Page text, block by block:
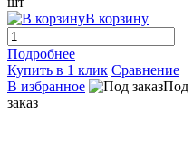
В корзину
Подробнее
Купить в 1 клик Сравнение
В избранное
Под
заказ